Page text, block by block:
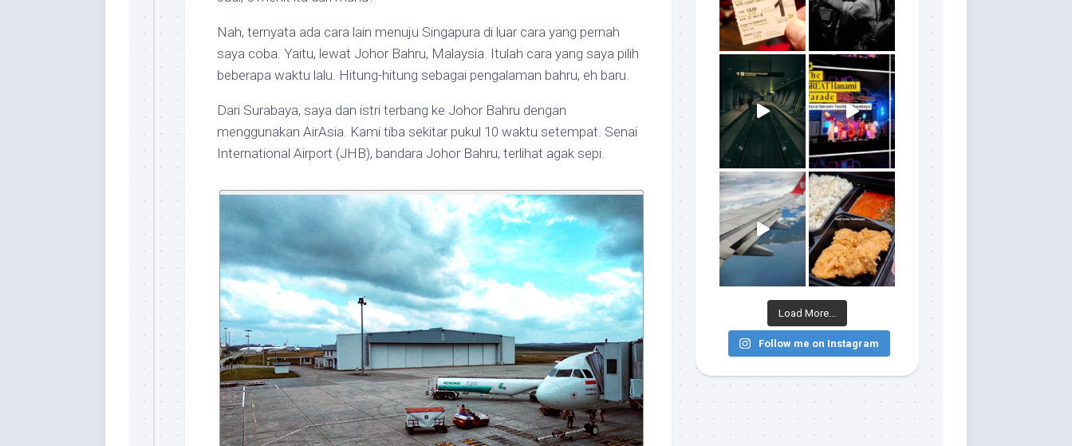
Nah, ternyata ada cara lain menuju Singapura di luar cara yang pernah
saya coba. Yaitu, lewat Johor Bahru, Malaysia. Itulah cara yang saya pilih
beberapa waktu lalu. Hitung-hitung sebagai pengalaman bahru, eh baru.
Dari Surabaya, saya dan istri terbang ke Johor Bahru dengan
menggunakan AirAsia. Kami tiba sekitar pukul 10 waktu setempat. Senai
International Airport (JHB), bandara Johor Bahru, terlihat agak sepi.
Load More...
Follow me on Instagram